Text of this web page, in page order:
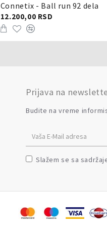
Connetix - Ball run 92 dela
12.200,00 RSD
Prijava na
Budite na vreme
Slažem se sa